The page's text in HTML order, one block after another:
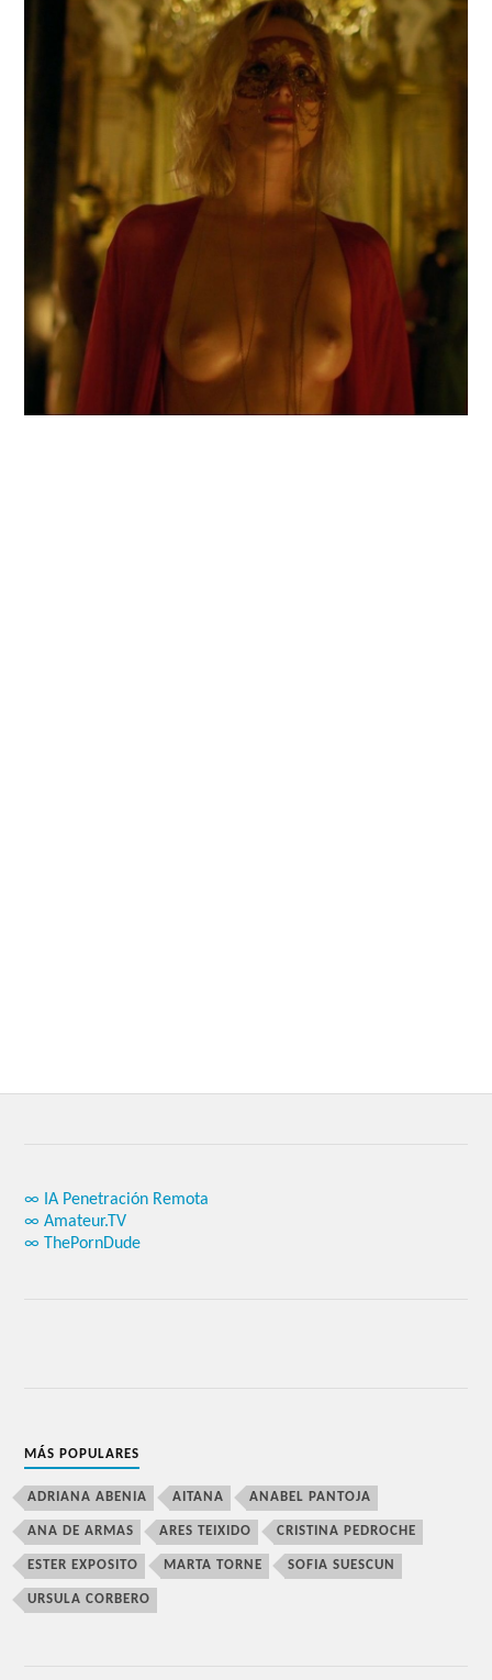
∞ IA Penetración Remota
∞ Amateur.TV
∞ ThePornDude
MÁS POPULARES
ADRIANA ABENIA AITANA ANABEL PANTOJA
ANA DE ARMAS ARES TEIXIDO CRISTINA PEDROCHE
ESTER EXPOSITO MARTA TORNE SOFIA SUESCUN
URSULA CORBERO